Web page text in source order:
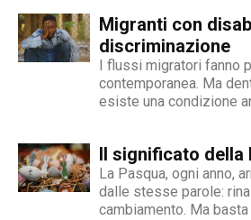
checking in campo
redattore del nostro
persone con disabilità in Italia.
un padre hanno deciso...
Migranti con
discriminazione
I flussi migratori fanno
contemporanea. Ma
esiste una condizione
traduce in
Perché il fenomeno esiste Le cause
diverse e spesso...
Il significato della
La Pasqua, ogni anno,
dalle stesse parole:
cambiamento. Ma